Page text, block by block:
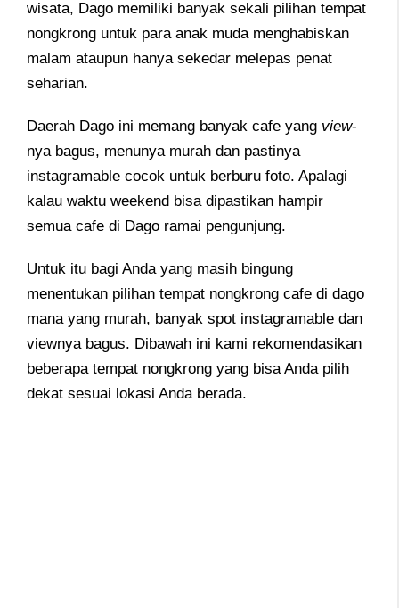
wisata, Dago memiliki banyak sekali pilihan tempat
nongkrong untuk para anak muda menghabiskan
malam ataupun hanya sekedar melepas penat
seharian.
Daerah Dago ini memang banyak cafe yang view-
nya bagus, menunya murah dan pastinya
instagramable cocok untuk berburu foto. Apalagi
kalau waktu weekend bisa dipastikan hampir
semua cafe di Dago ramai pengunjung.
Untuk itu bagi Anda yang masih bingung
menentukan pilihan tempat nongkrong cafe di dago
mana yang murah, banyak spot instagramable dan
viewnya bagus. Dibawah ini kami rekomendasikan
beberapa tempat nongkrong yang bisa Anda pilih
dekat sesuai lokasi Anda berada.